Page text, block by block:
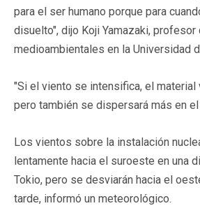
para el ser humano porque para
disuelto", dijo Koji Yamazaki, profesor
medioambientales en la Universidad
"Si el viento se intensifica, el material
pero también se dispersará más en el
Los vientos sobre la instalación
lentamente hacia el suroeste en una
Tokio, pero se desviarán hacia el
tarde, informó un meteorológico.